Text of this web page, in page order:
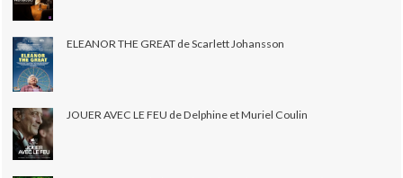
ELEANOR THE GREAT de Scarlett Johansson
JOUER AVEC LE FEU de Delphine et Muriel Coulin